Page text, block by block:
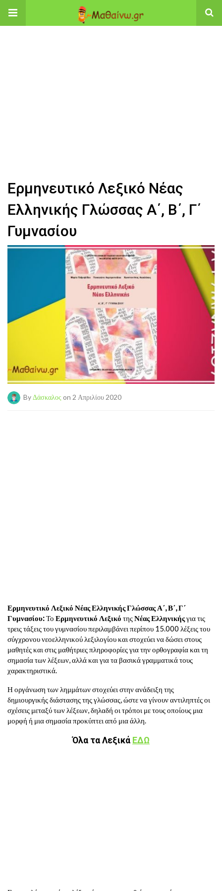
Ερμηνευτικό Λεξικό Νέας
Ελληνικής Γλώσσας Α΄, Β΄, Γ΄
Γυμνασίου
By Δάσκαλος on 2 Απριλίου 2020
Ερμηνευτικό Λεξικό Νέας Ελληνικής Γλώσσας Α΄, Β΄, Γ΄
Γυμνασίου:Το Ερμηνευτικό Λεξικό τηςΝέας Ελληνικήςγια τις
τρεις τάξεις του γυμνασίου περιλαμβάνει περίπου 15.000 λέξεις του
σύγχρονου νεοελληνικού λεξιλογίου και στοχεύει να δώσει στους
μαθητές και στις μαθήτριες πληροφορίες για την ορθογραφία και τη
σημασία των λέξεων, αλλά και για τα βασικά γραμματικά τους
χαρακτηριστικά.
Η οργάνωση των λημμάτων στοχεύει στην ανάδειξη της
δημιουργικής διάστασης της γλώσσας, ώστε να γίνουν αντιληπτές οι
σχέσεις μεταξύ των λέξεων, δηλαδή οι τρόποι με τους οποίους μια
μορφή ή μια σημασία προκύπτει από μια άλλη.
Όλα τα Λεξικά ΕΔΩ